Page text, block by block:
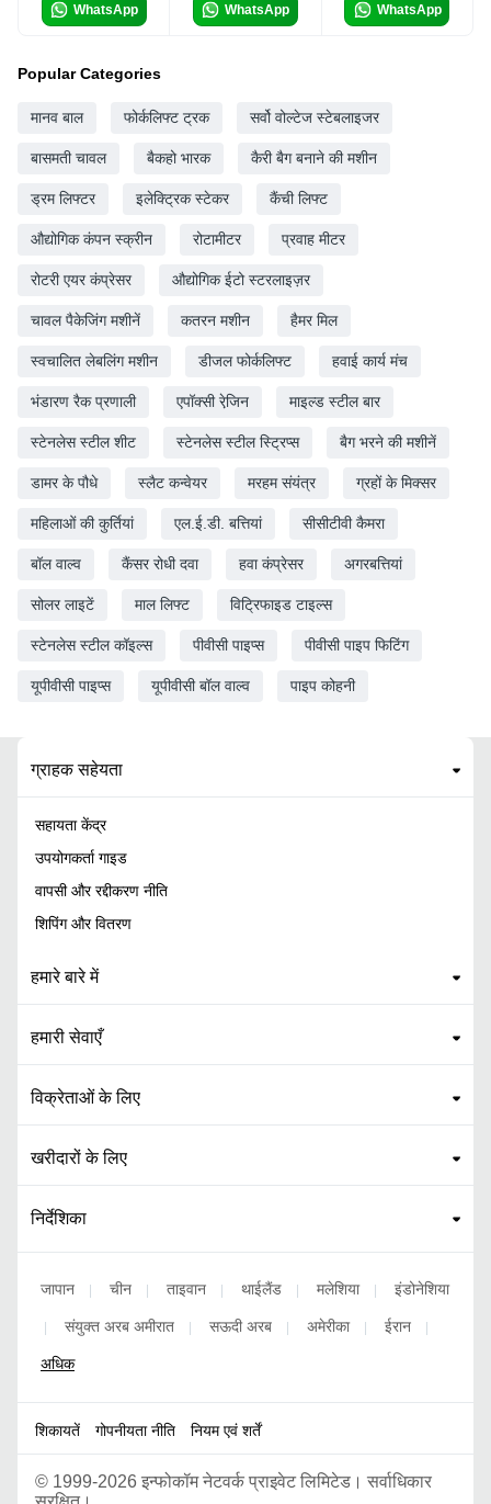
WhatsApp WhatsApp WhatsApp
Popular Categories
मानव बाल फोर्कलिफ्ट ट्रक सर्वो वोल्टेज स्टेबलाइजर
बासमती चावल बैकहो भारक कैरी बैग बनाने की मशीन
ड्रम लिफ्टर इलेक्ट्रिक स्टेकर कैंची लिफ्ट
औद्योगिक कंपन स्क्रीन रोटामीटर प्रवाह मीटर
रोटरी एयर कंप्रेसर औद्योगिक ईटो स्टरलाइज़र
चावल पैकेजिंग मशीनें कतरन मशीन हैमर मिल
स्वचालित लेबलिंग मशीन डीजल फोर्कलिफ्ट हवाई कार्य मंच
भंडारण रैक प्रणाली एपॉक्सी रेजि़न माइल्ड स्टील बार
स्टेनलेस स्टील शीट स्टेनलेस स्टील स्ट्रिप्स बैग भरने की मशीनें
डामर के पौधे स्लैट कन्वेयर मरहम संयंत्र ग्रहों के मिक्सर
महिलाओं की कुर्तियां एल.ई.डी. बत्तियां सीसीटीवी कैमरा
बॉल वाल्व कैंसर रोधी दवा हवा कंप्रेसर अगरबत्तियां
सोलर लाइटें माल लिफ्ट विट्रिफाइड टाइल्स
स्टेनलेस स्टील कॉइल्स पीवीसी पाइप्स पीवीसी पाइप फिटिंग
यूपीवीसी पाइप्स यूपीवीसी बॉल वाल्व पाइप कोहनी
ग्राहक सहेयता
सहायता केंद्र
उपयोगकर्ता गाइड
वापसी और रद्दीकरण नीति
शिपिंग और वितरण
हमारे बारे में
हमारी सेवाएँ
विक्रेताओं के लिए
खरीदारों के लिए
निर्देशिका
जापान चीन ताइवान थाईलैंड मलेशिया इंडोनेशिया
संयुक्त अरब अमीरात सऊदी अरब अमेरीका ईरान
अधिक
शिकायतें गोपनीयता नीति नियम एवं शर्तें
© 1999-2026 इन्फोकॉम नेटवर्क प्राइवेट लिमिटेड। सर्वाधिकार